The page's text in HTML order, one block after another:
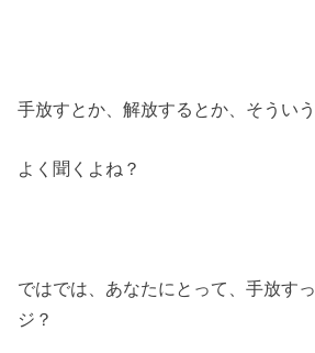
手放すとか、解放するとか、そういう
よく聞くよね？
ではでは、あなたにとって、手放す
ジ？